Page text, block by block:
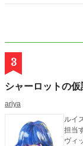
3
シャーロットの仮
ariya
ルイ
担当
ヴィッチだった。